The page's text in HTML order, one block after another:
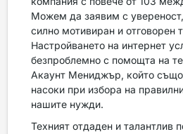
Можем да заявим с
силно мотивиран и отговорен
Настройването на интернет
безпроблемно с помощта на
Акаунт Мениджър, който
насоки при избора на
нашите нужди.
Техният отдаден и талантлив